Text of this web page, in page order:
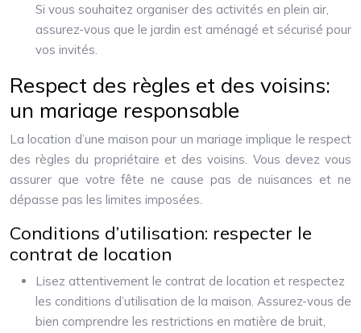
Si vous souhaitez organiser des activités en plein air,
assurez-vous que le jardin est aménagé et sécurisé pour
vos invités.
Respect des règles et des voisins:
un mariage responsable
La location d’une maison pour un mariage implique le respect
des règles du propriétaire et des voisins. Vous devez vous
assurer que votre fête ne cause pas de nuisances et ne
dépasse pas les limites imposées.
Conditions d’utilisation: respecter le
contrat de location
Lisez attentivement le contrat de location et respectez
les conditions d’utilisation de la maison. Assurez-vous de
bien comprendre les restrictions en matière de bruit,